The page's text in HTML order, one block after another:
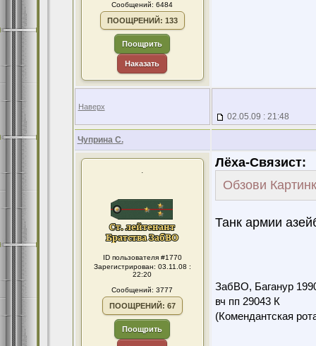
Сообщений: 6484
ПООЩРЕНИЙ: 133
Поощрить
Наказать
Наверх
02.05.09 : 21:48
Чуприна С.
.
ID пользователя #1770
Зарегистрирован: 03.11.08 :
22:20
Сообщений: 3777
ПООЩРЕНИЙ: 67
Поощрить
Лёха-Связист:
Обзови
Танк армии
ЗабВО, Баганур
вч пп 29043 К
(Комендантская